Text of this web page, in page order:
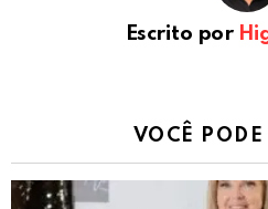
Escrito por
VOCÊ PODE